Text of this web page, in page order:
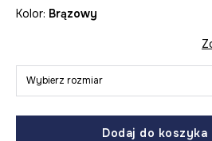
Kolor: brązowy
Wybierz rozmiar
Dodaj do koszyka